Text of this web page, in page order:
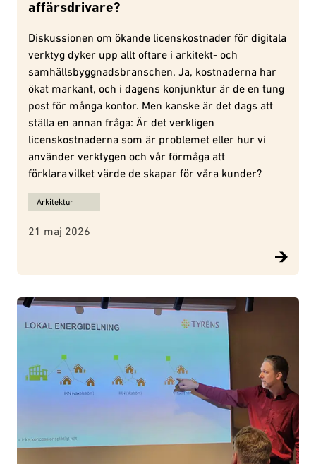
affärsdrivare?
Diskussionen om ökande licenskostnader för digitala
verktyg dyker upp allt oftare i arkitekt- och
samhällsbyggnadsbranschen. Ja, kostnaderna har
ökat markant, och i dagens konjunktur är de en tung
post för många kontor. Men kanske är det dags att
ställa en annan fråga: Är det verkligen
licenskostnaderna som är problemet eller hur vi
använder verktygen och vår förmåga att
förklara vilket värde de skapar för våra kunder?
Ämnen för Digitala verktyg: kostnadsposter eller affärsdrivare? :
Arkitektur
21 maj 2026